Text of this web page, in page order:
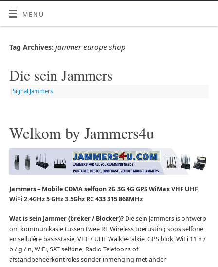
MENU
Tag Archives: jammer europe shop
Die sein Jammers
Signal Jammers
Welkom by Jammers4u
Jammers – Mobile CDMA selfoon 2G 3G 4G GPS WiMax VHF UHF
WiFi 2.4GHz 5 GHz 3.5Ghz RC 433 315 868MHz
Wat is sein Jammer (breker / Blocker)?Die sein Jammers is ontwerp
om kommunikasie tussen twee RF Wireless toerusting soos selfone
en sellulêre basisstasie, VHF / UHF Walkie-Talkie, GPS blok, WiFi 11 n /
b / g / n, WiFi, SAT selfone, Radio Telefoons of
afstandbeheerkontroles sonder inmenging met ander